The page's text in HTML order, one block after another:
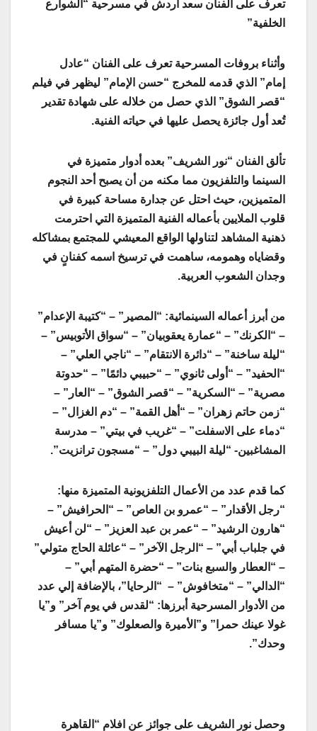
تعرف على الفنان سعد أردش في مسرحية “الشوارع
الخلفية”
وأثناء بروفات المسرحية تعرف على الفنان “عادل
إمام” الذي قدمه للمخرج “حسن الإمام” ليظهر في فيلم
“قصر الشوق” الذي حصل من خلاله على شهادة تقدير
تُعد أول جائزة يحصل عليها في حياته الفنية.
تألق الفنان “نور الشريف” بعده أدوار متميزة في
السينما والتلفزيون مما مكنه من أن يصبح أحد النجوم
المتميزين، حيث احتل عن جدارة مساحة كبيرة في
قلوب الملايين بأعماله الفنية المتميزة التي احترمت
ذهنية المشاهد لتناولها الواقع المعيشي للمجتمع بمشاكله
وقضاياه وهمومه، ساهمت في ترسيخ اسمه كفنانٍ في
وجدان الشعوب العربية.
من أبرز أعماله السينمائية: “المصير” – “كتيبة الإعدام”
– “الكرنك” – “عمارة يعقوبيان” – “سواق الأتوبيس” –
“ليلة ساخنة” – “دائرة الانتقام” – “ناجي العلي” –
“الحفيد” – “أولى ثانوي” – “حبيبي دائمًا” – “حدوتة
مصرية” – “السكرية” – “قصر الشوق” – “العار” –
“زمن حاتم زهران” – “أهل القمة” – “دم الغزال” –
“دماء على الاسفلت” – “غريب في بيتي” – مدرسة
المشاغبين- “ليلة البيبي دول” – “مسجون ترانزيت”.
كما قدم عدد من الأعمال التلفزيونية المتميزة منها:
“رجل الأقدار” – “عمرو بن العاص” – “الحرافيش” –
“هارون الرشيد” – “عمر بن عبد العزيز” – “لن أعيش
في جلباب أبي” – “الرجل الآخر” – “عائلة الحاج متولي”
– “العطار والسبع بنات” – “حضرة المتهم أبي” –
“الدالي” – “متخافوش” – “الرحايا”، بالإضافة إلي عدد
من الأدوار المسرحية أبرزها: “لقدس في يوم آخر” و”يا
غولا عينك حمرا” و”الأميرة والصعلوك” و”يا مسافر
وحدك”.
وحصل نور الشريف على جوائز عن افلام “القاهرة